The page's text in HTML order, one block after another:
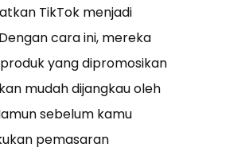
TikTok menjadi
cara ini, mereka
yang dipromosikan
mudah dijangkau oleh
sebelum kamu
pemasaran